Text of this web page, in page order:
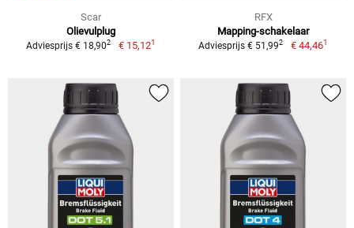
Scar
Olievulplug
Adviesprijs € 18,902 € 15,121
RFX
Mapping-schakelaar
Adviesprijs € 51,992 € 44,461